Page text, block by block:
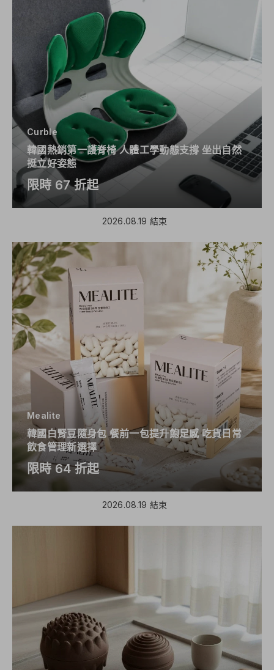
Curble
韓國熱銷第一護脊椅 人體工學動態支撐 坐出自然
挺立好姿態
限時 67 折起
2026.08.19 結束
Mealite
韓國白腎豆隨身包 餐前一包提升飽足感 吃貨日常
飲食管理新選擇
限時 64 折起
2026.08.19 結束